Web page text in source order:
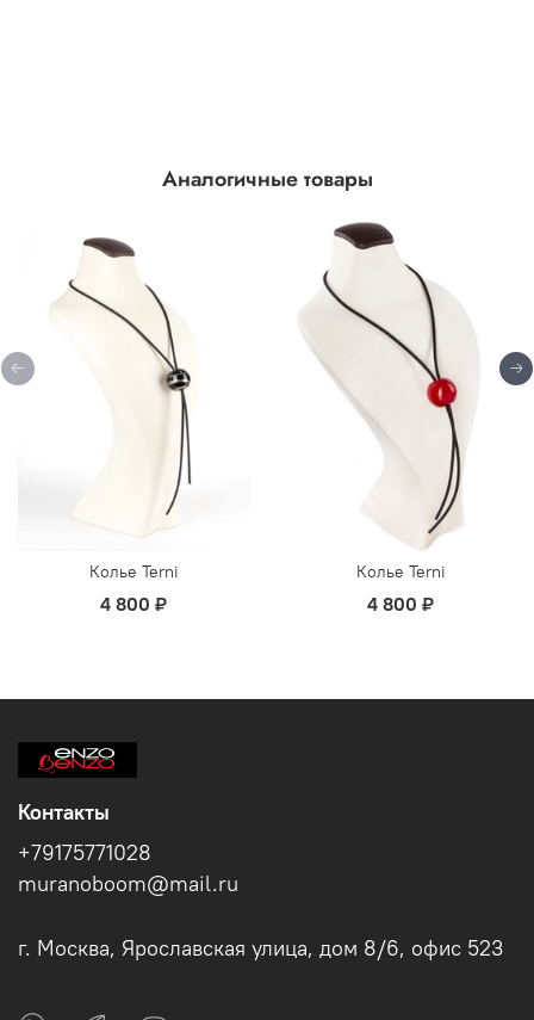
Аналогичные товары
Колье Terni
4 800 ₽
Колье Terni
4 800 ₽
Контакты
+79175771028
muranoboom@mail.ru
г. Москва, Ярославская улица, дом 8/6, офис 523